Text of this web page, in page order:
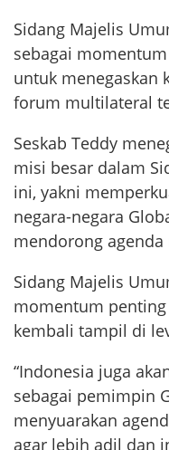
Sidang Majelis
sebagai
untuk menegaskan
forum multilateral
Seskab Teddy
misi besar dalam
ini, yakni
negara-negara
mendorong
Sidang Majelis
momentum
kembali tampil di
“Indonesia juga
sebagai pemimpin
menyuarakan
agar lebih adil dan